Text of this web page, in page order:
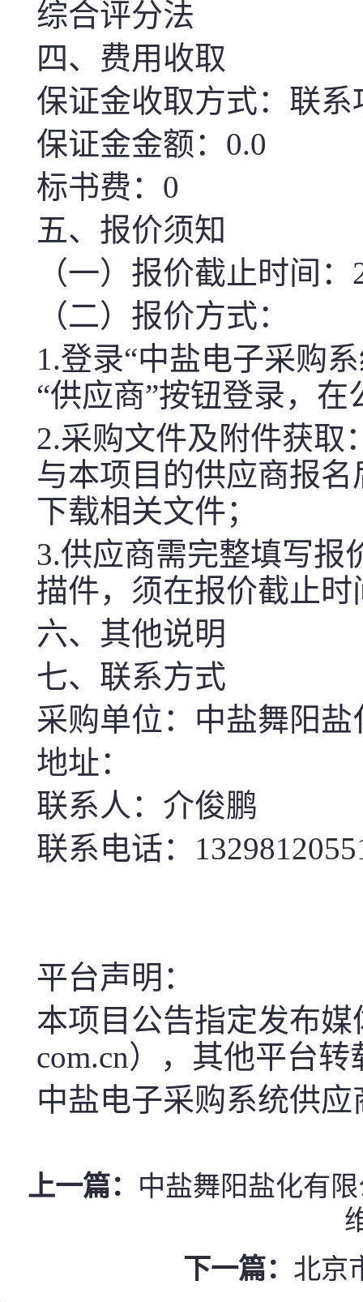
综合评分法
四、费用收取
保证金收取方式：联系
保证金金额：0.0
标书费：0
五、报价须知
（一）报价截止时间：
（二）报价方式：
1.登录“中盐电子采购
“供应商”按钮登录，
2.采购文件及附件获取
与本项目的供应商报
下载相关文件；
3.供应商需完整填写报
描件，须在报价截止
六、其他说明
七、联系方式
采购单位：中盐舞阳
地址：
联系人：介俊鹏
联系电话：
平台声明：
本项目公告指定发布媒
com.cn），其他平台
中盐电子采购系统供应
上一篇： 中盐舞阳盐化有
下一篇： 北京